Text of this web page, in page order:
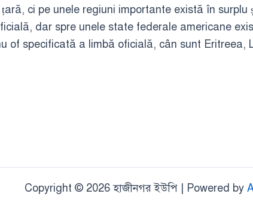
ci pe unele regiuni importante există în
dar spre unele state federale americane
of specificată a limbă oficială, cân sunt Eritreea,
Copyright © 2026 হাজীনগর ইউপি | Powered by